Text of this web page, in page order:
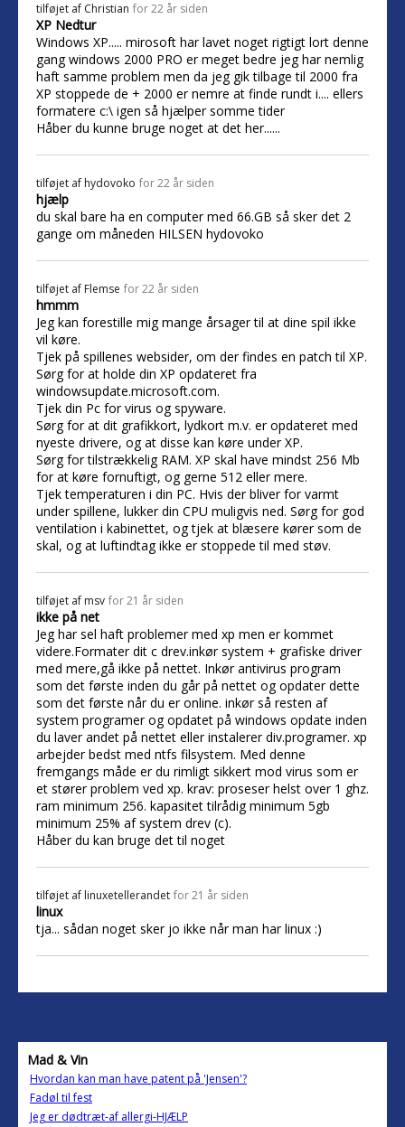
tilføjet af Christian for 22 år siden
XP Nedtur
Windows XP..... mirosoft har lavet noget rigtigt lort denne
gang windows 2000 PRO er meget bedre jeg har nemlig
haft samme problem men da jeg gik tilbage til 2000 fra
XP stoppede de + 2000 er nemre at finde rundt i.... ellers
formatere c:\ igen så hjælper somme tider
Håber du kunne bruge noget at det her......
tilføjet af hydovoko for 22 år siden
hjælp
du skal bare ha en computer med 66.GB så sker det 2
gange om måneden HILSEN hydovoko
tilføjet af Flemse for 22 år siden
hmmm
Jeg kan forestille mig mange årsager til at dine spil ikke
vil køre.
Tjek på spillenes websider, om der findes en patch til XP.
Sørg for at holde din XP opdateret fra
windowsupdate.microsoft.com.
Tjek din Pc for virus og spyware.
Sørg for at dit grafikkort, lydkort m.v. er opdateret med
nyeste drivere, og at disse kan køre under XP.
Sørg for tilstrækkelig RAM. XP skal have mindst 256 Mb
for at køre fornuftigt, og gerne 512 eller mere.
Tjek temperaturen i din PC. Hvis der bliver for varmt
under spillene, lukker din CPU muligvis ned. Sørg for god
ventilation i kabinettet, og tjek at blæsere kører som de
skal, og at luftindtag ikke er stoppede til med støv.
tilføjet af msv for 21 år siden
ikke på net
Jeg har sel haft problemer med xp men er kommet
videre.Formater dit c drev.inkør system + grafiske driver
med mere,gå ikke på nettet. Inkør antivirus program
som det første inden du går på nettet og opdater dette
som det første når du er online. inkør så resten af
system programer og opdatet på windows opdate inden
du laver andet på nettet eller instalerer div.programer. xp
arbejder bedst med ntfs filsystem. Med denne
fremgangs måde er du rimligt sikkert mod virus som er
et stører problem ved xp. krav: proseser helst over 1 ghz.
ram minimum 256. kapasitet tilrådig minimum 5gb
minimum 25% af system drev (c).
Håber du kan bruge det til noget
tilføjet af linuxetellerandet for 21 år siden
linux
tja... sådan noget sker jo ikke når man har linux :)
Mad & Vin
Hvordan kan man have patent på 'Jensen'?
Fadøl til fest
Jeg er dødtræt-af allergi-HJÆLP